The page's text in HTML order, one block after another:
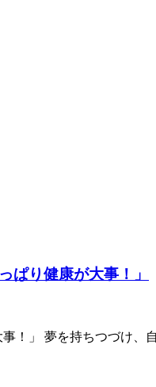
ぱり健康が大事！」
！」 夢を持ちつづけ、